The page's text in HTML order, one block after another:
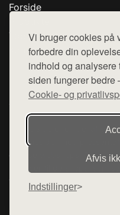
Vi bruger cookies på
forbedre din
indhold og analysere
siden fungerer bedre
Cookie- og
Afvis
Indstillinger
Forside
Top Rabatter
Kontakt
Denne side er en del af
hjemmesider med
diverse webshops. Der
varerne på lager.